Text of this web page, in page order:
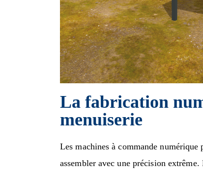
La fabrication
menuiserie
Les machines à commande numérique
assembler avec une précision